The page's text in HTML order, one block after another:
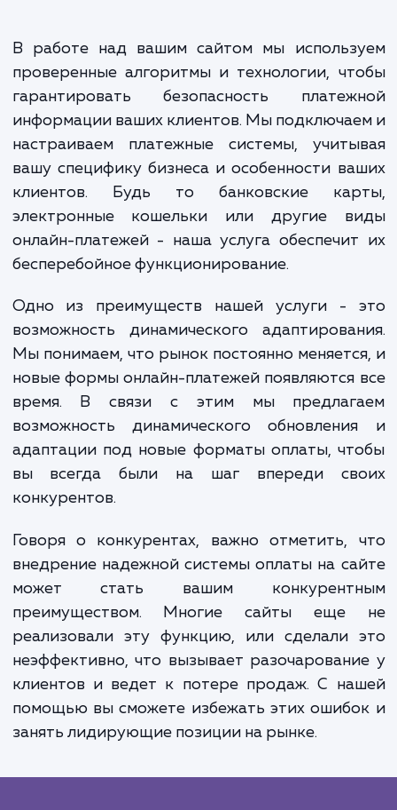
конверсию и, в конечном
прибыль вашего бизнеса.
В работе над вашим сайтом мы
проверенные алгоритмы и технологии,
информации ваших клиентов. Мы
настраиваем платежные системы,
вашу специфику бизнеса и особенности
клиентов. Будь то банковские
электронные кошельки или другие
онлайн-платежей - наша услуга
бесперебойное функционирование.
возможность динамического
Мы понимаем, что рынок постоянно
новые формы онлайн-платежей появляются
время. В связи с этим мы
возможность динамического
адаптации под новые форматы оплаты,
вы всегда были на шаг впереди
конкурентов.
Говоря о конкурентах, важно отметить,